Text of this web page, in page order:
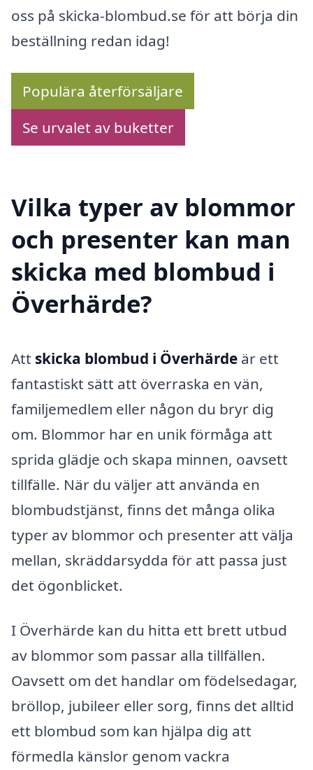
oss på skicka-blombud.se för att börja din
beställning redan idag!
Populära återförsäljare
Se urvalet av buketter
Vilka typer av blommor
och presenter kan man
skicka med blombud i
Överhärde?
Att skicka blombud i Överhärde är ett
fantastiskt sätt att överraska en vän,
familjemedlem eller någon du bryr dig
om. Blommor har en unik förmåga att
sprida glädje och skapa minnen, oavsett
tillfälle. När du väljer att använda en
blombudstjänst, finns det många olika
typer av blommor och presenter att välja
mellan, skräddarsydda för att passa just
det ögonblicket.
I Överhärde kan du hitta ett brett utbud
av blommor som passar alla tillfällen.
Oavsett om det handlar om födelsedagar,
bröllop, jubileer eller sorg, finns det alltid
ett blombud som kan hjälpa dig att
förmedla känslor genom vackra